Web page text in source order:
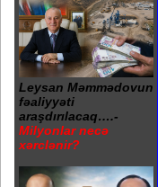
Leysan Məmmədovun
fəaliyyəti
araşdırılacaq….-
Milyonlar necə
xərclənir?